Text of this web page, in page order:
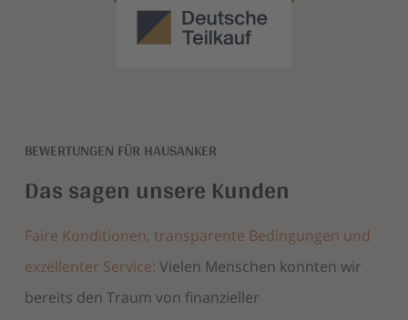
BEWERTUNGEN FÜR HAUSANKER
Das sagen unsere Kunden
Faire Konditionen, transparente Bedingungen und
exzellenter Service: Vielen Menschen konnten wir
bereits den Traum von finanzieller